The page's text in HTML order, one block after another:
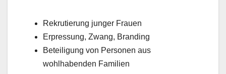
Rekrutierung junger Frauen
Erpressung, Zwang, Branding
Beteiligung von Personen aus
wohlhabenden Familien